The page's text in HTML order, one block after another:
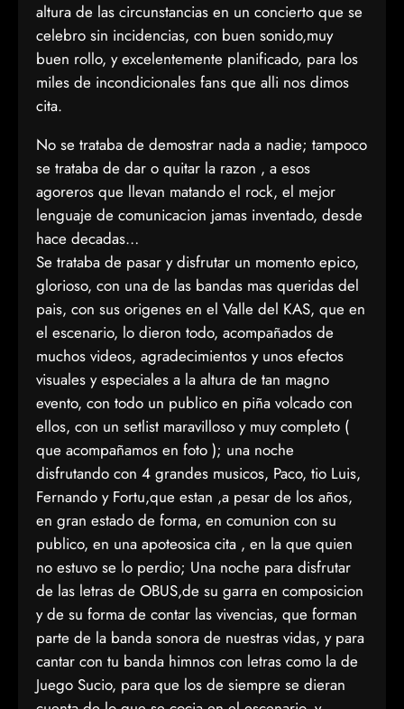
altura de las circunstancias en un concierto que se
celebro sin incidencias, con buen sonido,muy
buen rollo, y excelentemente planificado, para los
miles de incondicionales fans que alli nos dimos
cita.
No se trataba de demostrar nada a nadie; tampoco
se trataba de dar o quitar la razon , a esos
agoreros que llevan matando el rock, el mejor
lenguaje de comunicacion jamas inventado, desde
hace decadas…
Se trataba de pasar y disfrutar un momento epico,
glorioso, con una de las bandas mas queridas del
pais, con sus origenes en el Valle del KAS, que en
el escenario, lo dieron todo, acompañados de
muchos videos, agradecimientos y unos efectos
visuales y especiales a la altura de tan magno
evento, con todo un publico en piña volcado con
ellos, con un setlist maravilloso y muy completo (
que acompañamos en foto ); una noche
disfrutando con 4 grandes musicos, Paco, tio Luis,
Fernando y Fortu,que estan ,a pesar de los años,
en gran estado de forma, en comunion con su
publico, en una apoteosica cita , en la que quien
no estuvo se lo perdio; Una noche para disfrutar
de las letras de OBUS,de su garra en composicion
y de su forma de contar las vivencias, que forman
parte de la banda sonora de nuestras vidas, y para
cantar con tu banda himnos con letras como la de
Juego Sucio, para que los de siempre se dieran